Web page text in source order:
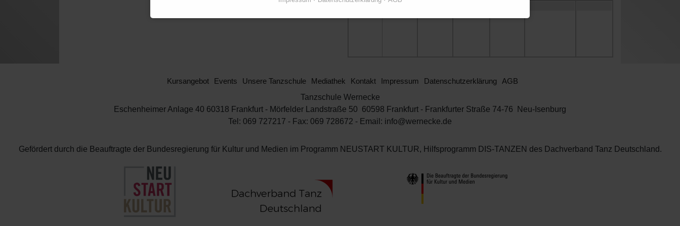
Kursangebot Events Unsere Tanzschule Mediathek Kontakt Impressum Datenschutzerklärung
AGB
Tanzschule Wernecke
Eschenheimer Anlage 40 60318 Frankfurt - Mörfelder Landstraße 50 60598 Frankfurt - Frankfurter Straße 74-76 Neu-Isenburg
Tel: 069 727217 - Fax: 069 728672 - Email: info@wernecke.de
Gefördert durch die Beauftragte der Bundesregierung für Kultur und Medien im Programm NEUSTART KULTUR, Hilfsprogramm DIS-TANZEN des Dachverband Tanz Deutschland.